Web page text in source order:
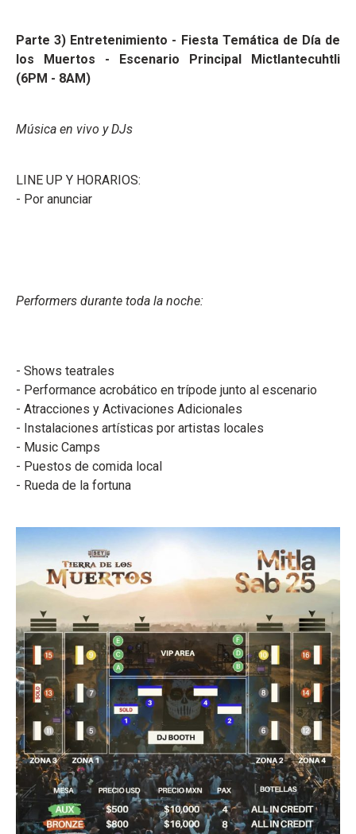
Parte 3) Entretenimiento - Fiesta Temática de Día de
los Muertos - Escenario Principal Mictlantecuhtli
(6PM - 8AM)
Música en vivo y DJs
LINE UP Y HORARIOS:
- Por anunciar
Performers durante toda la noche:
- Shows teatrales
- Performance acrobático en trípode junto al escenario
- Atracciones y Activaciones Adicionales
- Instalaciones artísticas por artistas locales
- Music Camps
- Puestos de comida local
- Rueda de la fortuna